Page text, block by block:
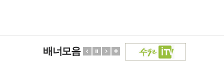
배너모음